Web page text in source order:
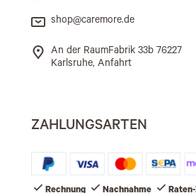
shop@caremore.de
An der RaumFabrik 33b 76227
Karlsruhe, Anfahrt
ZAHLUNGSARTEN